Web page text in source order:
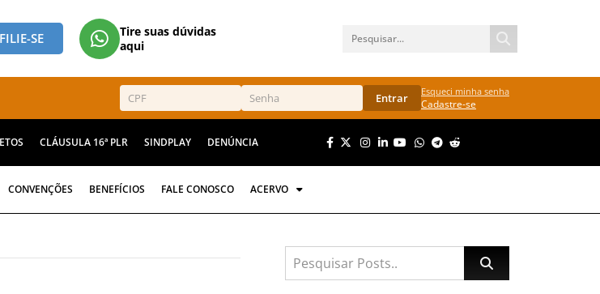
FILIE-SE
Tire suas dúvidas
aqui
Entrar Esqueci minha senha
Cadastre-se
CLÁUSULA 16ª PLR SINDPLAY DENÚNCIA
CONVENÇÕES BENEFÍCIOS FALE CONOSCO ACERVO